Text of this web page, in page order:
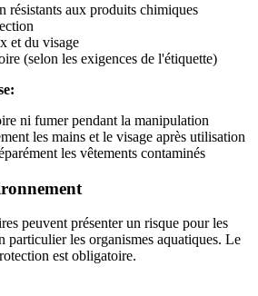
résistants aux produits chimiques
et du visage
(selon les exigences de l'étiquette)
ni fumer pendant la manipulation
les mains et le visage après utilisation
les vêtements contaminés
peuvent présenter un risque pour les
particulier les organismes aquatiques. Le
est obligatoire.